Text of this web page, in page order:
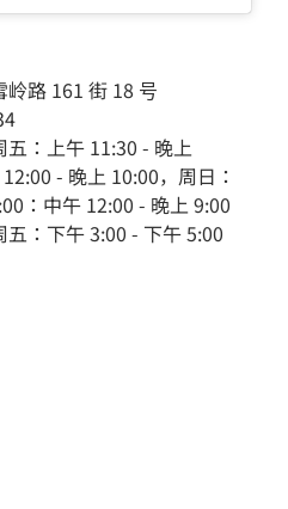
路 161 街 18 号
：上午 11:30 - 晚上
- 晚上 10:00，周日：
：中午 12:00 - 晚上 9:00
：下午 3:00 - 下午 5:00